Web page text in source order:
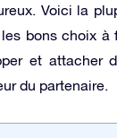
Voici la
bons choix à
et attacher
du partenaire.